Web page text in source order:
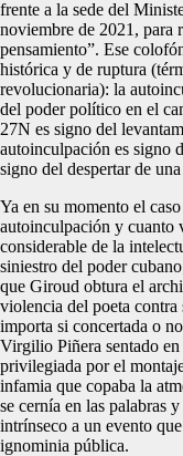
frente a la sede del
noviembre de 2021, para
pensamiento”. Ese
histórica y de ruptura
revolucionaria): la
del poder político en el
27N es signo del
autoinculpación es signo
signo del despertar de
Ya en su momento el
autoinculpación y cuanto
considerable de la
siniestro del poder
que Giroud obtura el
violencia del poeta
importa si concertada o
Virgilio Piñera sentado en
privilegiada por el
infamia que copaba la
se cernía en las palabras
intrínseco a un evento
ignominia pública.